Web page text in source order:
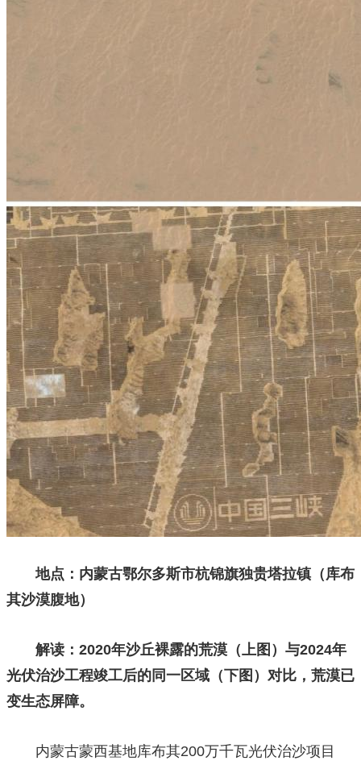
地点：内蒙古鄂尔多斯市杭锦旗独贵塔拉镇（库布
其沙漠腹地）
解读：2020年沙丘裸露的荒漠（上图）与2024年
光伏治沙工程竣工后的同一区域（下图）对比，荒漠已
变生态屏障。
内蒙古蒙西基地库布其200万千瓦光伏治沙项目